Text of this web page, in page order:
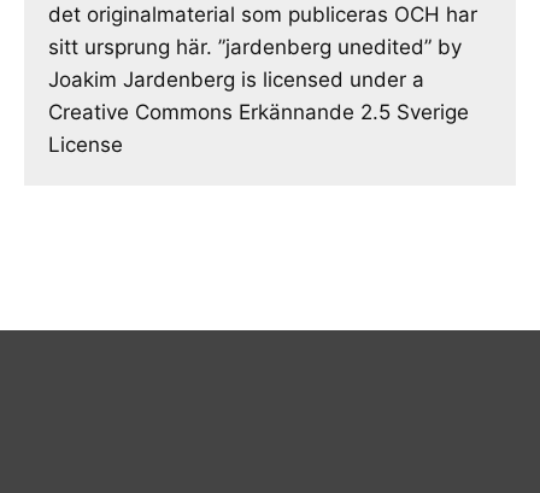
det originalmaterial som publiceras OCH har
sitt ursprung här. ”jardenberg unedited” by
Joakim Jardenberg is licensed under a
Creative Commons Erkännande 2.5 Sverige
License